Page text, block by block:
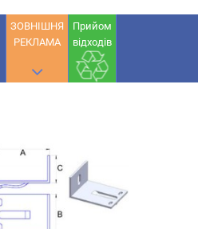
ЗОВНІШНЯ
РЕКЛАМА
Прийом
відходів